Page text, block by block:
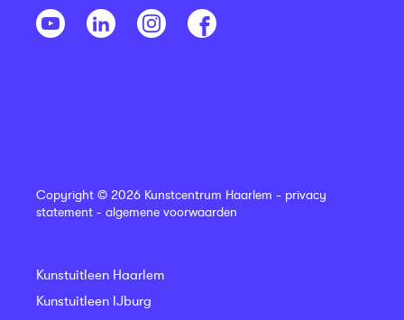
Copyright © 2026 Kunstcentrum Haarlem - privacy
statement - algemene voorwaarden
Kunstuitleen Haarlem
Kunstuitleen IJburg